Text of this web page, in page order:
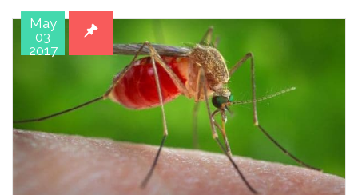
May
03
2017